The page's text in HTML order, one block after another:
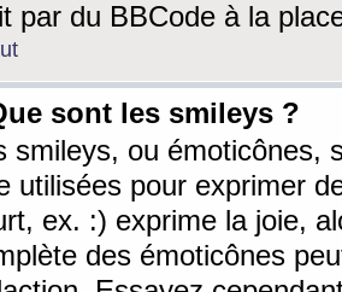
par du BBCode à la
sont les smileys ?
smileys, ou émoticônes,
utilisées pour exprimer
ex. :) exprime la joie,
des émoticônes